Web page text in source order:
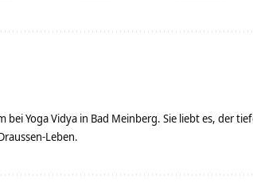
Yoga Vidya in Bad Meinberg. Sie liebt es, der
Leben.